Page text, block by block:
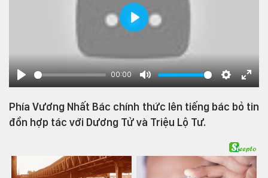
Play
00:00
Mute Settings
Enter
Play
Phía Vương Nhất Bác chính thức lên tiếng bác bỏ tin
đồn hợp tác với Dương Tử và Triệu Lộ Tư.